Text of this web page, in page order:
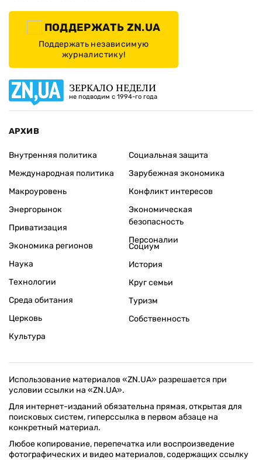
ПОДДЕРЖАТЬ ZN.UA
Поддержать независимую
журналистику!
ЗЕРКАЛО НЕДЕЛИ
не подводим с 1994-го года
АРХИВ
Внутренняя политика
Международная политика
Макроуровень
Энергорынок
Приватизация
Экономика регионов
Социальная защита
Зарубежная экономика
Конфликт интересов
Экономическая
безопасность
Персоналии
Наука
Технологии
Среда обитания
Церковь
Культура
Социум
История
Круг семьи
Туризм
Собственность
Использование материалов «ZN.UA» разрешается при
условии ссылки на «ZN.UA».
Для интернет-изданий обязательна прямая, открытая для
поисковых систем, гиперссылка в первом абзаце на
конкретный материал.
Любое копирование, перепечатка или воспроизведение
фотографических и видео материалов, содержащих ссылку